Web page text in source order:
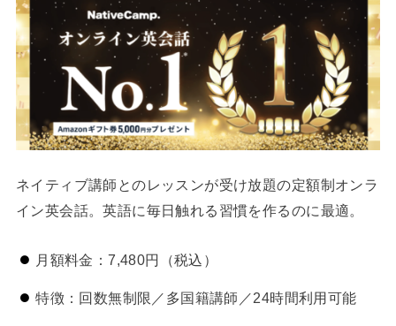
ネイティブ講師とのレッスンが受け放題の定額制オンラ
イン英会話。英語に毎日触れる習慣を作るのに最適。
月額料金：7,480円（税込）
特徴：回数無制限／多国籍講師／24時間利用可能